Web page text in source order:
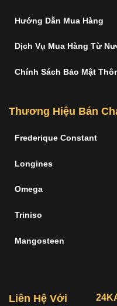
Hướng Dẫn Mua Hàng
Dịch Vụ Mua Hàng Từ
Chính Sách Bảo Mật
Thương Hiệu Bán
Frederique Constant
Longines
Omega
Triniso
Mangosteen
Liên Hệ Với